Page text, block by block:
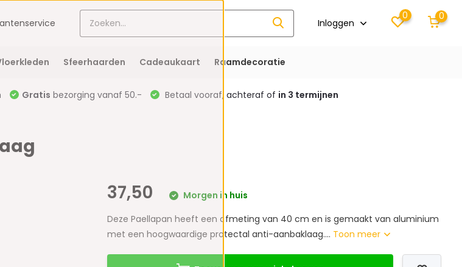
Inloggen
0 0
Sfeerhaarden Cadeaukaart Raamdecoratie
Gratis bezorging vanaf 50.- Betaal vooraf, achteraf of in 3 termijnen
37,50
Morgen in huis
Deze Paellapan heeft een afmeting van 40 cm en is gemaakt van aluminium
met een hoogwaardige protectal anti-aanbaklaag.... Toon meer